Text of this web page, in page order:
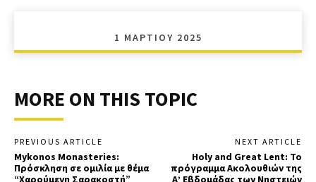
1 ΜΑΡΤΊΟΥ 2025
MORE ON THIS TOPIC
PREVIOUS ARTICLE
Mykonos Monasteries:
Πρόσκληση σε oμιλία με θέμα
“Χαρούμενη Σαρακοστή”
NEXT ARTICLE
Holy and Great Lent: Το
πρόγραμμα Ακολουθιών της
Α’ Εβδομάδας των Νηστειών